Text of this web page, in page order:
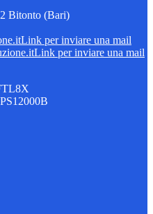
Bitonto (Bari)
Link per inviare una mail
Link per inviare una mail